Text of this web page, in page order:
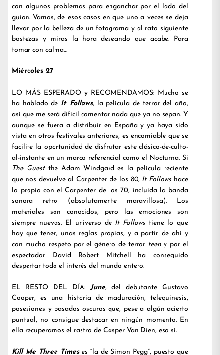
con algunos problemas para enganchar por el lado del
guion. Vamos, de esos casos en que uno a veces se deja
llevar por la belleza de un fotograma y al rato siguiente
bostezas y miras la hora deseando que acabe. Para
tomar con calma…
Miércoles 27
LO MÁS ESPERADO y RECOMENDAMOS: Mucho se
ha hablado de It Follows, la película de terror del año,
así que me será difícil comentar nada que ya no sepan. Y
aunque se fuera a distribuir en España y ya haya sido
vista en otros festivales anteriores, es encomiable que se
facilite la oportunidad de disfrutar este clásico-de-culto-
al-instante en un marco referencial como el Nocturna. Si
The Guestthe Adam Windgard es la película reciente
que nos devuelve al Carpenter de los 80, It Follows hace
lo propio con el Carpenter de los 70, incluida la banda
sonora retro (absolutamente maravillosa). Los
materiales son conocidos, pero las emociones son
siempre nuevas. El universo de It Follows tiene lo que
hay que tener, unas reglas propias, y a partir de ahí y
con mucho respeto por el género de terror teen y por el
espectador David Robert Mitchell ha conseguido
despertar todo el interés del mundo entero.
EL RESTO DEL DÍA: June, del debutante Gustavo
Cooper, es una historia de maduración, telequinesis,
posesiones y pasados oscuros que, pese a algún acierto
puntual, no consigue destacar en ningún momento. En
ella recuperamos el rastro de Casper Van Dien, eso sí.
Kill Me Three Timeses “la de Simon Pegg”, puesto que